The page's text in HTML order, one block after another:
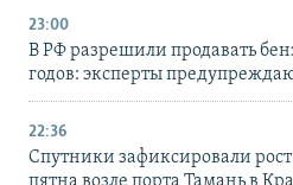
23:00
В РФ разрешили продавать
годов: эксперты
22:36
Спутники зафиксировали
пятна возле порта Тамань в